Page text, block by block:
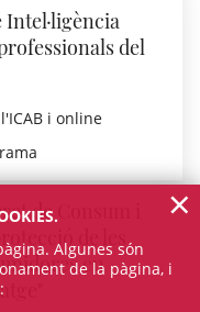
del
i online
de Consum i
de les
en
Algunes són
de la pàgina, i
×